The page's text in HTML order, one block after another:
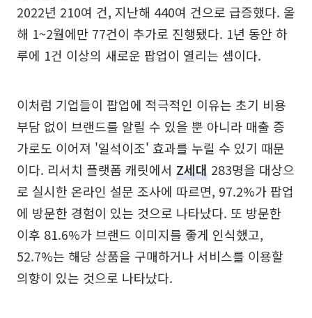
2022년 210여 건, 지난해 440여 건으로 급증했다. 올
해 1~2월에만 77건이 추가로 진행됐다. 1년 동안 하
루에 1건 이상의 새로운 팝업이 열리는 셈이다.
이처럼 기업들이 팝업에 적극적인 이유는 초기 비용
부담 없이 브랜드를 알릴 수 있을 뿐 아니라 매출 증
가로도 이어져 '일석이조' 효과를 누릴 수 있기 때문
이다. 리서치 플랫폼 캐릿에서 Z세대 283명을 대상으
로 실시한 온라인 설문 조사에 따르면, 97.2%가 팝업
에 방문한 경험이 있는 것으로 나타났다. 또 방문한
이후 81.6%가 브랜드 이미지를 좋게 인식했고,
52.7%는 해당 상품을 구매하거나 서비스를 이용할
의향이 있는 것으로 나타났다.